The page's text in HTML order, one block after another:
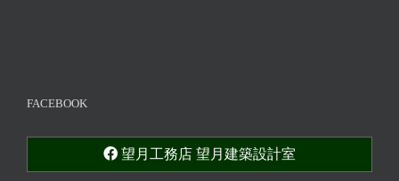
FACEBOOK
望月工務店 望月建築設計室